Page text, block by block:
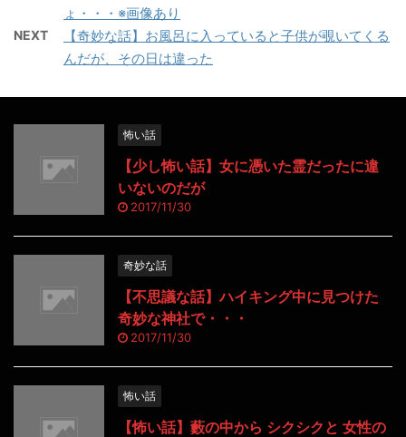
ょ・・・※画像あり
NEXT
【奇妙な話】お風呂に入っていると子供が覗いてくる
んだが、その日は違った
怖い話
【少し怖い話】女に憑いた霊だったに違
いないのだが
2017/11/30
奇妙な話
【不思議な話】ハイキング中に見つけた
奇妙な神社で・・・
2017/11/30
怖い話
【怖い話】藪の中から シクシクと 女性の